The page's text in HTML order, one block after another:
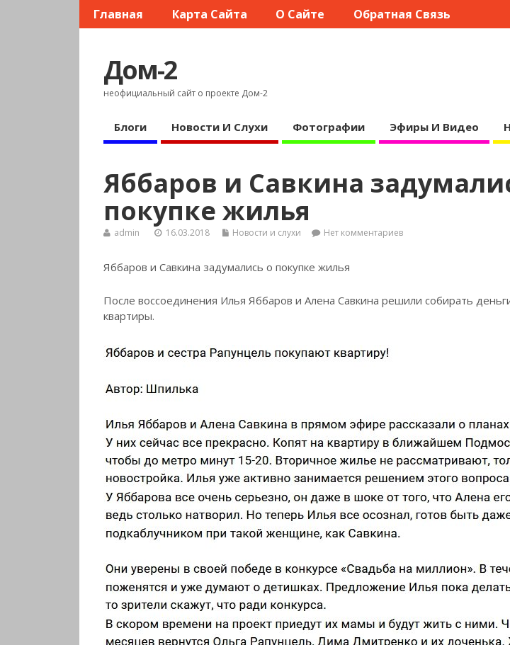
Главная Карта Сайта О Сайте Обратная Связь
Дом-2
неофициальный сайт о проекте Дом-2
Блоги Новости И Слухи Фотографии Эфиры И Видео
Яббаров и Савкина
покупке жилья
admin 16.03.2018 Новости и слухи Нет комментариев
Яббаров и Савкина задумались о покупке жилья
После воссоединения Илья Яббаров и Алена Савкина решили собирать
квартиры.